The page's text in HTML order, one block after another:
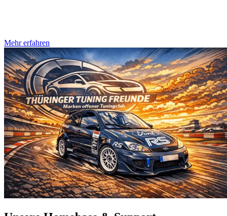
Mehr erfahren